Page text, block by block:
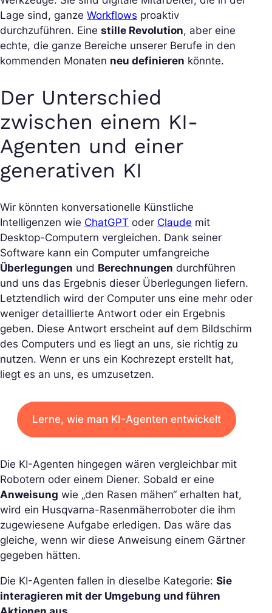
Lage sind, ganze Workflows proaktiv
durchzuführen. Eine stille Revolution, aber eine
echte, die ganze Bereiche unserer Berufe in den
kommenden Monaten neu definieren könnte.
Der Unterschied
zwischen einem KI-
Agenten und einer
generativen KI
Wir könnten konversationelle Künstliche
Intelligenzen wie ChatGPT oder Claude mit
Desktop-Computern vergleichen. Dank seiner
Software kann ein Computer umfangreiche
Überlegungen und Berechnungen durchführen
und uns das Ergebnis dieser Überlegungen liefern.
Letztendlich wird der Computer uns eine mehr oder
weniger detaillierte Antwort oder ein Ergebnis
geben. Diese Antwort erscheint auf dem Bildschirm
des Computers und es liegt an uns, sie richtig zu
nutzen. Wenn er uns ein Kochrezept erstellt hat,
liegt es an uns, es umzusetzen.
Lerne, wie man KI-Agenten entwickelt
Die KI-Agenten hingegen wären vergleichbar mit
Robotern oder einem Diener. Sobald er eine
Anweisung wie „den Rasen mähen“ erhalten hat,
wird ein Husqvarna-Rasenmäherroboter die ihm
zugewiesene Aufgabe erledigen. Das wäre das
gleiche, wenn wir diese Anweisung einem Gärtner
gegeben hätten.
Die KI-Agenten fallen in dieselbe Kategorie: Sie
interagieren mit der Umgebung und führen